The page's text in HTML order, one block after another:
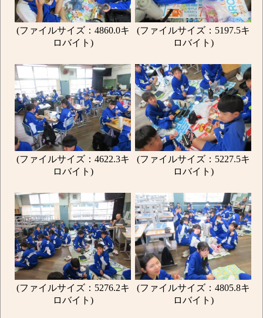
(ファイルサイズ：4860.0キ
ロバイト)
(ファイルサイズ：5197.5キ
ロバイト)
(ファイルサイズ：4622.3キ
ロバイト)
(ファイルサイズ：5227.5キ
ロバイト)
(ファイルサイズ：5276.2キ
ロバイト)
(ファイルサイズ：4805.8キ
ロバイト)